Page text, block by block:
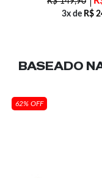
3x de R$
BASEADO
62% OFF